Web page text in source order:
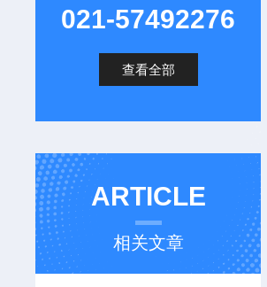
021-57492276
查看全部
ARTICLE
相关文章